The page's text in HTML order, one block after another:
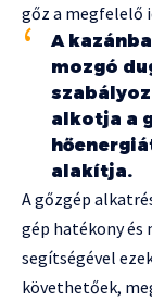
gőz a megfelelő
A
mozgó
alkotja a
alakítja.
A gőzgép
gép hatékony és
segítségével
követhetőek,